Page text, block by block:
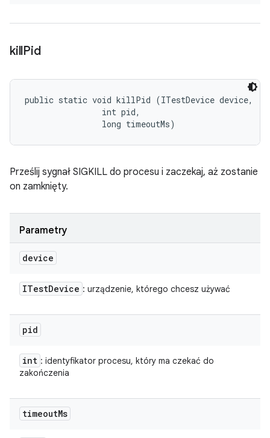
killPid
public static void killPid (ITestDevice device,
                int pid,
                long timeoutMs)
Prześlij sygnał SIGKILL do procesu i zaczekaj, aż zostanie
on zamknięty.
Parametry
device
ITestDevice : urządzenie, którego chcesz używać
pid
int : identyfikator procesu, który ma czekać do
zakończenia
timeoutMs